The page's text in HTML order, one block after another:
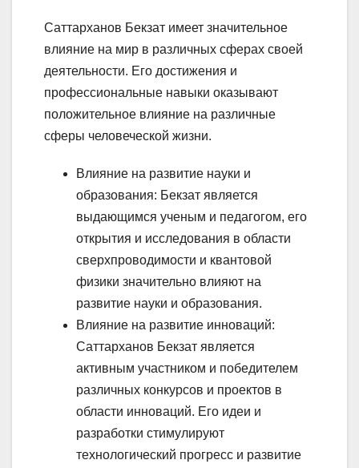
Саттарханов Бекзат имеет значительное
влияние на мир в различных сферах своей
деятельности. Его достижения и
профессиональные навыки оказывают
положительное влияние на различные
сферы человеческой жизни.
Влияние на развитие науки и
образования: Бекзат является
выдающимся ученым и педагогом, его
открытия и исследования в области
сверхпроводимости и квантовой
физики значительно влияют на
развитие науки и образования.
Влияние на развитие инноваций:
Саттарханов Бекзат является
активным участником и победителем
различных конкурсов и проектов в
области инноваций. Его идеи и
разработки стимулируют
технологический прогресс и развитие